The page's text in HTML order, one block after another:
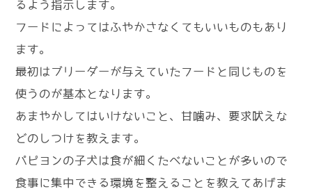
るよう指示します。
フードによってはふやかさなくてもいいものもあり
ます。
最初はブリーダーが与えていたフードと同じものを
使うのが基本となります。
あまやかしてはいけないこと、甘噛み、要求吠えな
どのしつけを教えます。
パピヨンの子犬は食が細くたべないことが多いので
食事に集中できる環境を整えることを教えてあげま